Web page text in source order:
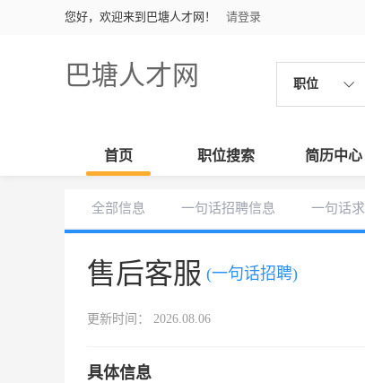
您好，欢迎来到巴塘人才网！ 请登录
巴塘人才网 职位
首页 职位搜索 简历中心
全部信息 一句话招聘信息 一句话
售后客服 (一句话招聘)
更新时间： 2026.08.06
具体信息